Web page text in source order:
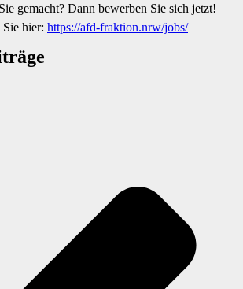
gemacht? Dann bewerben Sie sich jetzt!
hier: https://afd-fraktion.nrw/jobs/